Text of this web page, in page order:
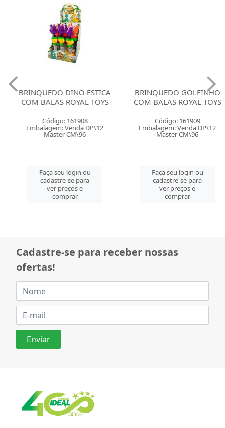
BRINQUEDO DINO ESTICA
COM BALAS ROYAL TOYS
Código: 161908
Embalagem: Venda DP\12
Master CM\96
Faça seu login ou
cadastre-se para
ver preços e
comprar
BRINQUEDO GOLFINHO
COM BALAS ROYAL TOYS
Código: 161909
Embalagem: Venda DP\12
Master CM\96
Faça seu login ou
cadastre-se para
ver preços e
comprar
Cadastre-se para receber nossas
ofertas!